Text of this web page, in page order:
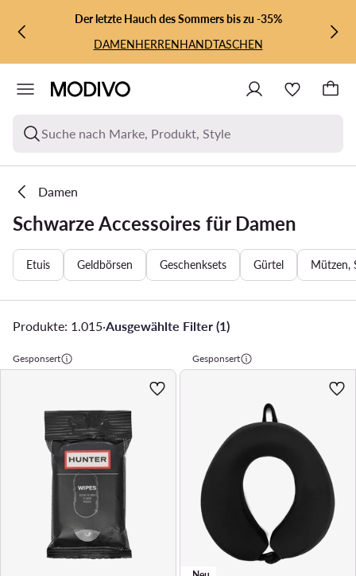
ZUM HAUPTINHALT SPRINGEN
ZUR SUCHEDer letzte Hauch des Sommers bis zu -35%
DAMENHERRENHANDTASCHEN
Suche nach Marke, Produkt, Style
Damen
Schwarze Accessoires für Damen
Etuis Geldbörsen Geschenksets Gürtel Mützen,
Produkte: 1.015·Ausgewählte Filter (1)
Gesponsert Gesponsert